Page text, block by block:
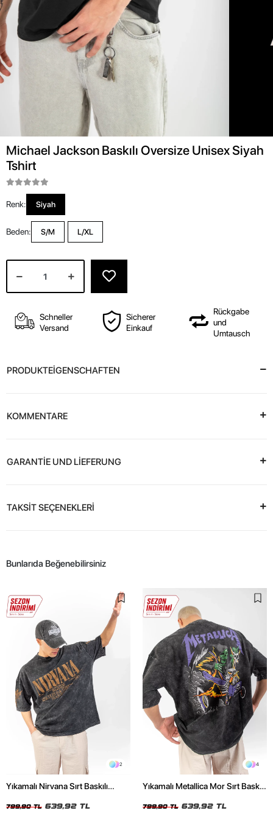
Michael Jackson Baskılı Oversize Unisex Siyah
Tshirt
Renk: Siyah
Beden: S/M L/XL
Schneller
Versand
Sicherer
Einkauf
Rückgabe
und
Umtausch
PRODUKTEİGENSCHAFTEN
KOMMENTARE
GARANTİE UND LİEFERUNG
TAKSİT SEÇENEKLERİ
Bunlarıda Beğenebilirsiniz
2
Yıkamalı Nirvana Sırt Baskılı
799,90 TL 639,92 TL
4
Yıkamalı Metallica Mor Sırt Baskılı
799,90 TL 639,92 TL